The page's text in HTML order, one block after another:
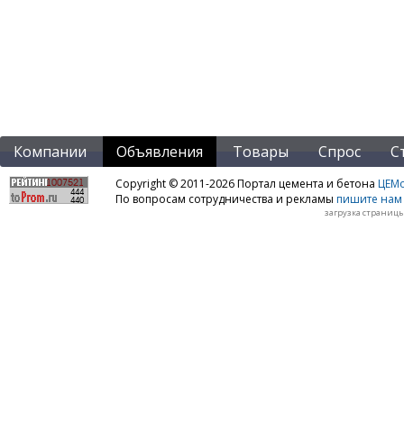
Компании Объявления Товары Спрос
Copyright © 2011-2026 Портал цемента и бетона
По вопросам сотрудничества и рекламы пишите нам
загрузка